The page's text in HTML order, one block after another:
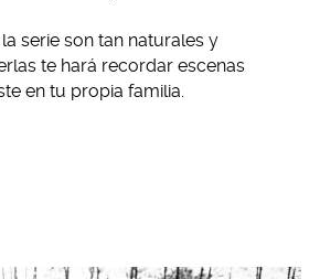
serie son tan naturales y
te hará recordar escenas
en tu propia familia.